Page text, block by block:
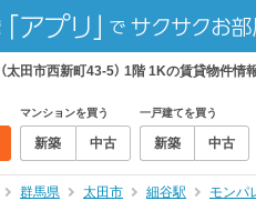
田市西新町43-5） 1階 1Kの賃貸物件情
マンションを買う
新築 中古
一戸建てを買う
新築 中古
群馬県 太田市 細谷駅 モンパ